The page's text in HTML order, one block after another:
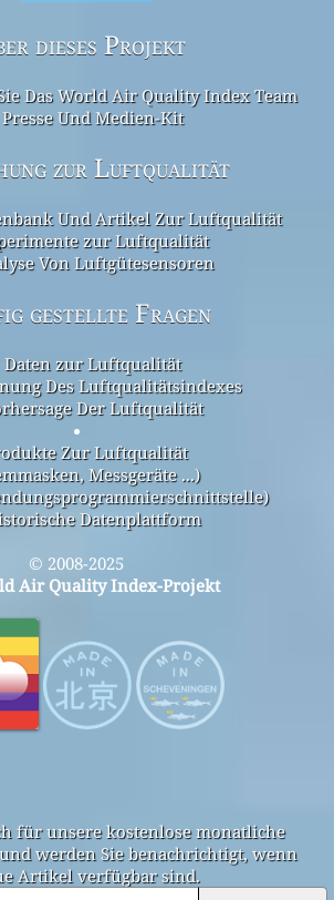
dieses Projekt
Das World Air Quality Index Team
Presse Und Medien-Kit
zur Luftqualität
Und Artikel Zur Luftqualität
zur Luftqualität
Von Luftgütesensoren
gestellte Fragen
Daten zur Luftqualität
Des Luftqualitätsindexes
Der Luftqualität
Zur Luftqualität
Messgeräte ...)
Datenplattform
© 2008-2025
Air Quality Index-Projekt
für unsere kostenlose monatliche
werden Sie benachrichtigt, wenn
Artikel verfügbar sind.